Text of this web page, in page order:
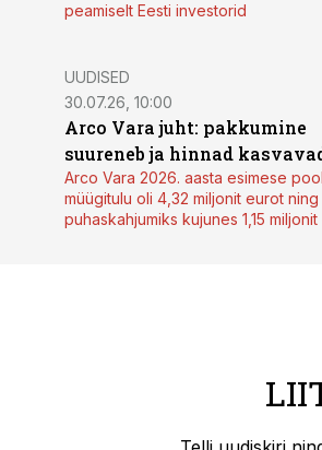
peamiselt Eesti investorid
UUDISED
30.07.26, 10:00
Arco Vara juht: pakkumine
suureneb ja hinnad
Arco Vara 2026. aasta esimese
müügitulu oli 4,32 miljonit eurot ning
puhaskahjumiks kujunes 1,15